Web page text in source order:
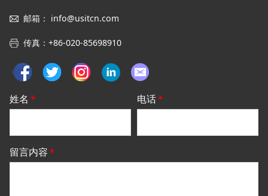
邮箱： info@usitcn.com
传真： +86-020-85698910
姓名 * 电话*
留言内容*